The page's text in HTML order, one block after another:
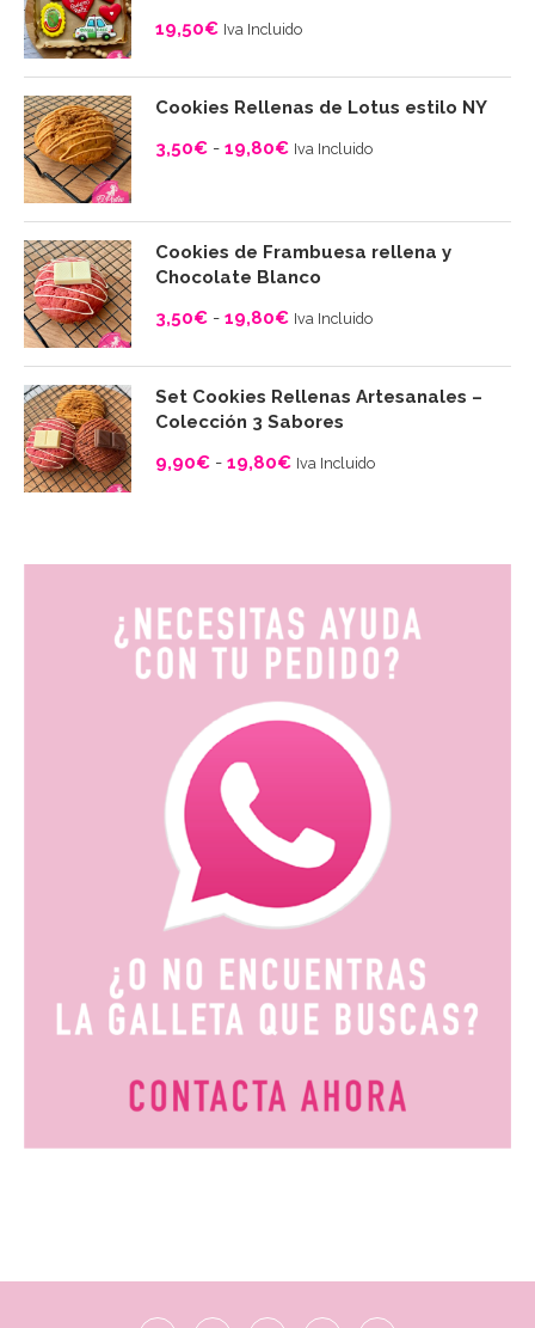
19,50€ Iva Incluido
Cookies Rellenas de Lotus estilo NY
3,50€ - 19,80€
Rango
de
precios:
desde
3,50€
hasta
Iva Incluido
Cookies de Frambuesa rellena y
Chocolate Blanco
3,50€ - 19,80€
Rango
precios:
desde
3,50€
hasta
Iva Incluido
Set Cookies Rellenas Artesanales –
Colección 3 Sabores
9,90€ - 19,80€
Rango
Iva Incluido